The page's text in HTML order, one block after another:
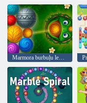
Marmora burbuļu leģenda